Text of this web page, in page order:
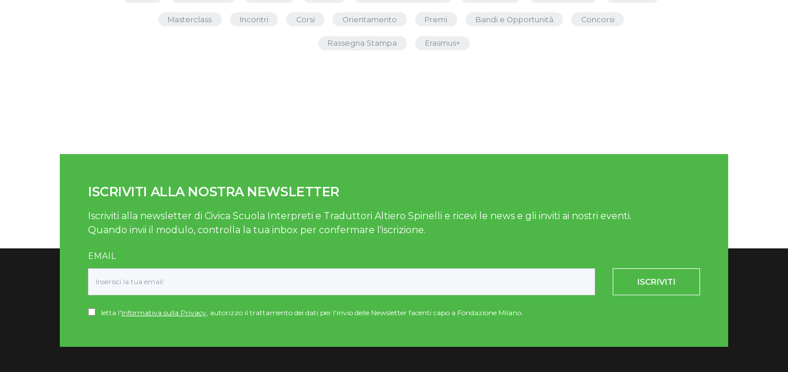
Masterclass Incontri Corsi Orientamento Premi Bandi e Opportunità Concorsi
Rassegna Stampa Erasmus+
ISCRIVITI ALLA NOSTRA NEWSLETTER
Iscriviti alla newsletter di Civica Scuola Interpreti e Traduttori Altiero Spinelli e ricevi le news e gli inviti ai nostri eventi.
Quando invii il modulo, controlla la tua inbox per confermare l'iscrizione.
EMAIL
ISCRIVITI
letta l'Informativa sulla Privacy, autorizzo il trattamento dei dati per l'invio delle Newsletter facenti capo a Fondazione Milano.